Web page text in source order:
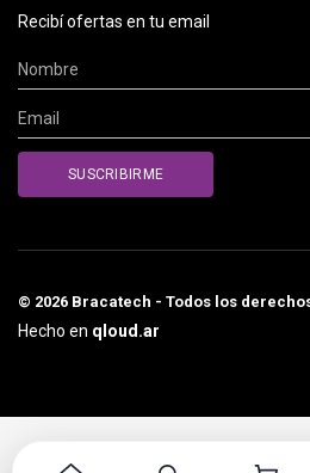
Recibí ofertas en tu email
© 2026 Bracatech - Todos los
Hecho en qloud.ar